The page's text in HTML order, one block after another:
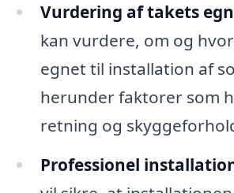
Vurdering af takets
kan vurdere, om og
egnet til installation af
herunder faktorer som
retning og
Professionel